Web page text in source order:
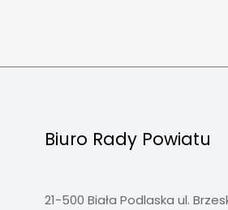
Biuro Rady Powiatu
21-500 Biała Podlaska ul.